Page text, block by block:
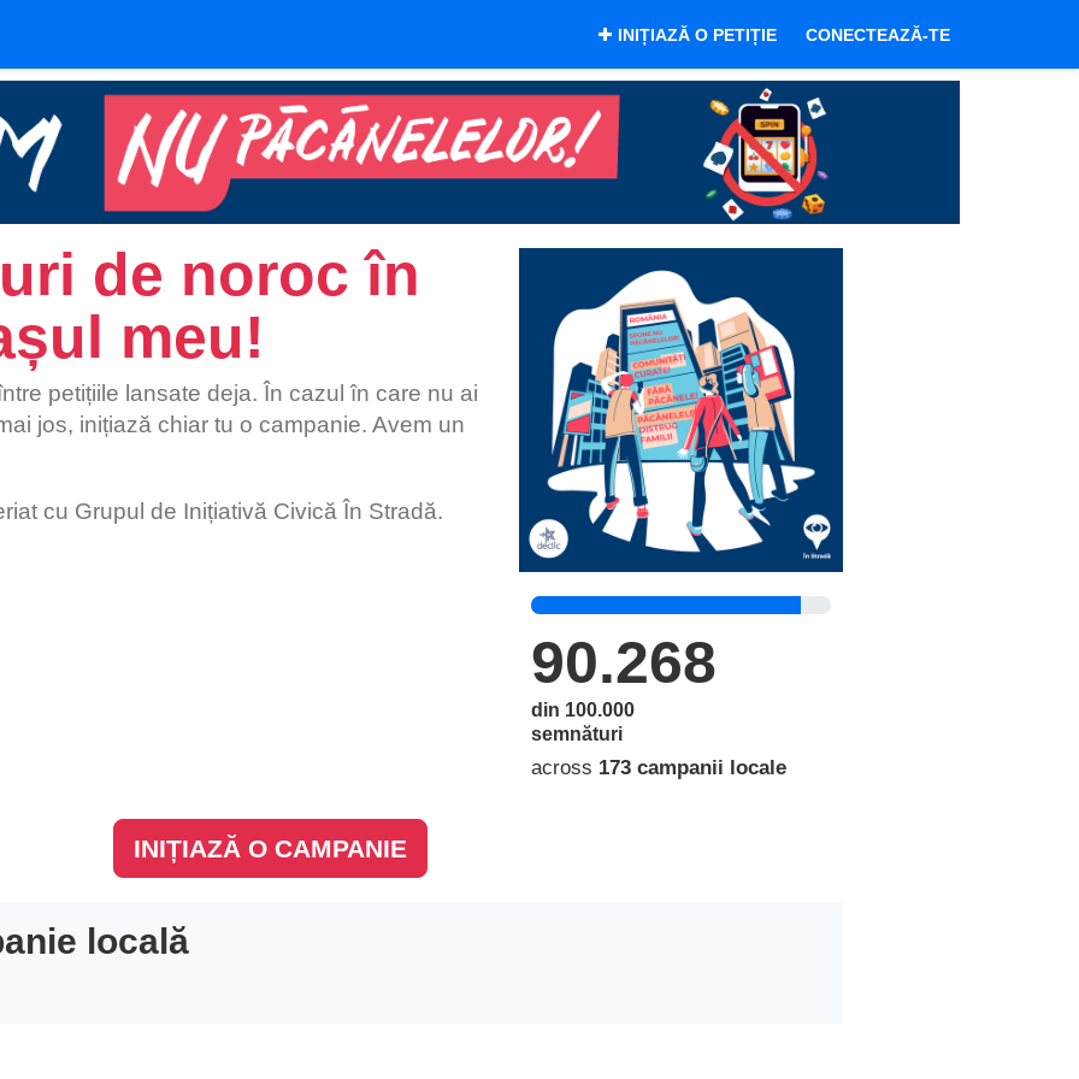
INIȚIAZĂ O PETIȚIE CONECTEAZĂ-TE
de noroc în
meu!
petițiile lansate deja. În cazul în care nu ai
jos, inițiază chiar tu o campanie. Avem un
cu Grupul de Inițiativă Civică În Stradă.
90.268
din 100.000
semnături
across 173 campanii locale
INIȚIAZĂ O CAMPANIE
locală